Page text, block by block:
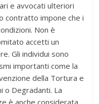
e avvocati ulteriori
contratto impone che i
Non è
accetti un
Gli individui sono
importanti come la
della Tortura e
o Degradanti. La